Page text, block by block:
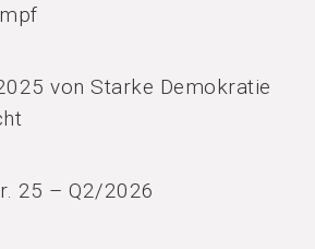
von Starke Demokratie
25 – Q2/2026